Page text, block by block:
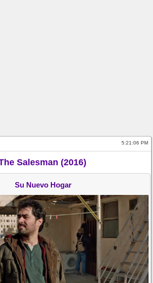
5:21:06 PM
Salesman (2016)
Su Nuevo Hogar